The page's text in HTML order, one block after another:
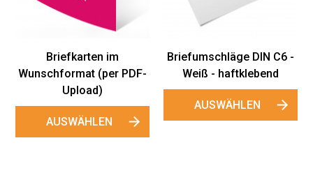
DIN C6 -
Weiß - haftklebend
AUSWÄHLEN
AUSWÄHLEN